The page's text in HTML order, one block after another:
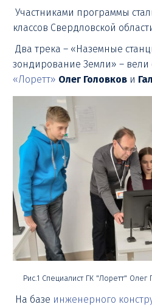
Участниками программы
классов Свердловской
Два трека – «Наземные
зондирование Земли» – вели
«Лоретт» Олег Головков и
Рис.1 Специалист ГК "Лоретт" Олег
На базе инженерного